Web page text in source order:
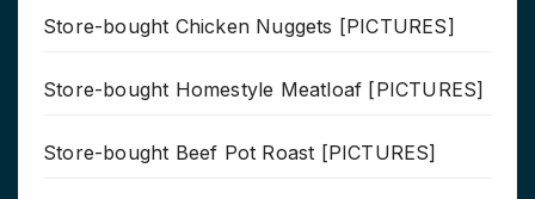
Store-bought Chicken Nuggets [PICTURES]
Store-bought Homestyle Meatloaf [PICTURES]
Store-bought Beef Pot Roast [PICTURES]